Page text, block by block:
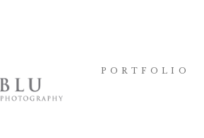
PORTFOLIO